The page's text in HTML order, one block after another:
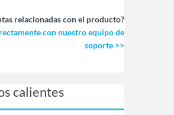
relacionadas con el producto?
con nuestro equipo de
soporte >>
calientes